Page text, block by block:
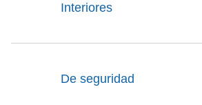
Interiores
De seguridad